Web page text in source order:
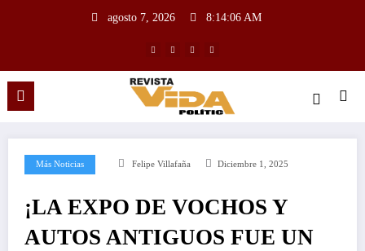
agosto 7, 2026 8:14:07 AM
Más Noticias Felipe Villafaña Diciembre 1, 2025
¡LA EXPO DE VOCHOS Y
AUTOS ANTIGUOS FUE UN